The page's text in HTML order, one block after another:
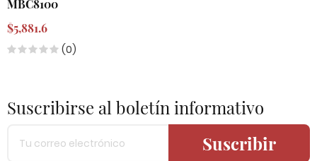
MBC8100
$5,881.6
(0)
Suscribirse al boletín informativo
Suscribir